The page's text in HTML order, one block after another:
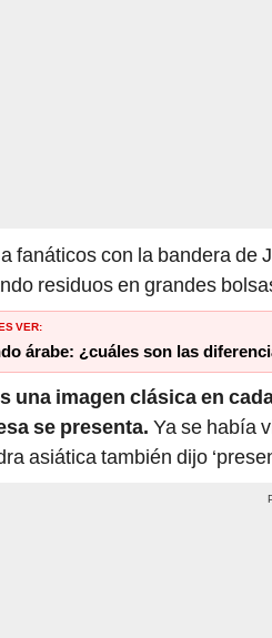
fanáticos con la bandera de
residuos en grandes
VER:
árabe: ¿cuáles son las
una imagen clásica en
se presenta. Ya se había
asiática también dijo